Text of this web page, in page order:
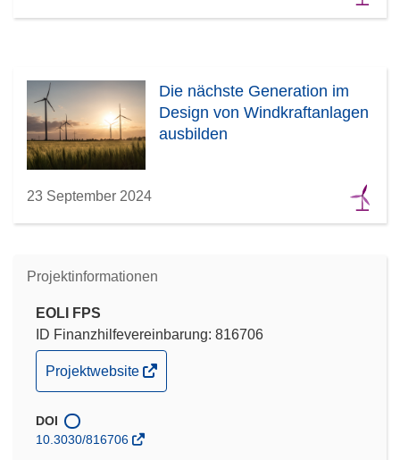
Die nächste Generation im
Design von Windkraftanlagen
ausbilden
23 September 2024
Projektinformationen
EOLI FPS
ID Finanzhilfevereinbarung: 816706
(öffnet
in
neuem
Fenster)
Projektwebsite
DOI
10.3030/816706